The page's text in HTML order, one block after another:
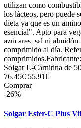
utilizan como
los lácteos, pero puede
dieta ya que es un
esencial". Apto para
azúcares, sal ni
comprimido al día.
Solgar L-Carnitina de
76.45€ 55.91€
Comprar
-26%
Solgar Ester-C Plus